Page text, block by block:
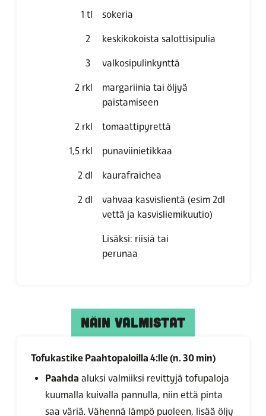
1 tl sokeria
2 keskikokoista salottisipulia
3 valkosipulinkynttä
2 rkl
margariinia tai öljyä
paistamiseen
2 rkl tomaattipyrettä
1,5 rkl punaviinietikkaa
2 dl kaurafraichea
2 dl
vahvaa kasvislientä (esim 2dl
vettä ja kasvisliemikuutio)
Lisäksi: riisiä tai
perunaa
NÄIN VALMISTAT
Tofukastike Paahtopaloilla 4:lle (n. 30 min)
Paahda aluksi valmiiksi revittyjä tofupaloja
kuumalla kuivalla pannulla, niin että pinta
saa väriä. Vähennä lämpö puoleen, lisää öljy